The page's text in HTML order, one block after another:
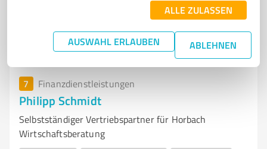
ALLE ZULASSEN
AUSWAHL ERLAUBEN ABLEHNEN
7 Finanzdienstleistungen
Philipp Schmidt
Selbstständiger Vertriebspartner für Horbach
Wirtschaftsberatung